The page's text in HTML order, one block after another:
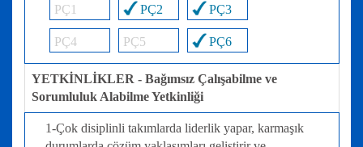
PÇ1
PÇ2 PÇ3
PÇ4 PÇ5 PÇ6
YETKİNLİKLER - Bağımsız Çalışabilme ve
Sorumluluk Alabilme Yetkinliği
1-Çok disiplinli takımlarda liderlik yapar, karmaşık